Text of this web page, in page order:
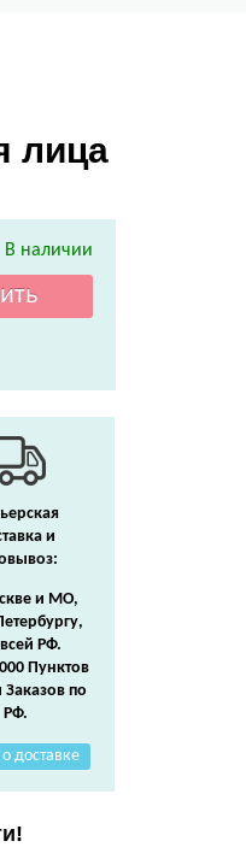
лица
В наличии
и
и МО,
РФ.
Пунктов
по
РФ.
о доставке